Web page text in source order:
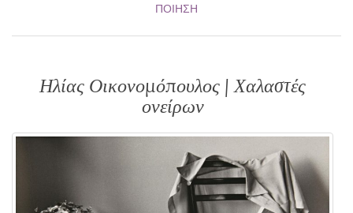
ΠΟΊΗΣΗ
Ηλίας Οικονομόπουλος | Χαλαστές
ονείρων